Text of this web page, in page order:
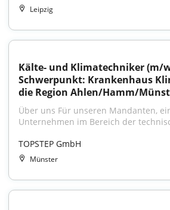
Leipzig
Kälte- und Klimatechniker (m/
Schwerpunkt: Krankenhaus
die Region Ahlen/Hamm/
Über uns Für unseren Mandanten,
Unternehmen im Bereich der
TOPSTEP GmbH
Münster